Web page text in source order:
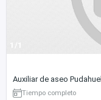
1/1
Auxiliar de aseo Pudahuel
Tiempo completo